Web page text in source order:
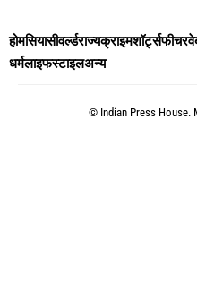
होमसियासीवर्ल्डराज्यक्राइमशॉर्ट्सफीचर
धर्मलाइफस्टाइलअन्य
© Indian Press House.